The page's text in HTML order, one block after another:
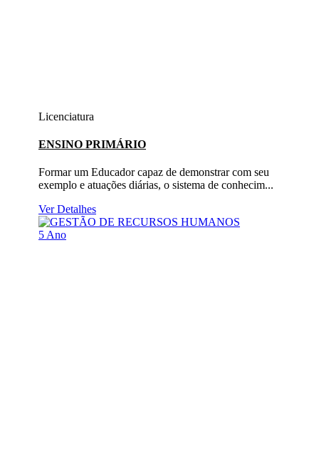
Licenciatura
ENSINO PRIMÁRIO
Formar um Educador capaz de demonstrar com seu
exemplo e atuações diárias, o sistema de conhecim...
Ver Detalhes
5 Ano